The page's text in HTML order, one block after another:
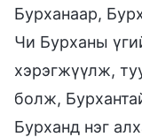
Бурханаар,
Чи Бурханы
хэрэгжүүлж,
болж,
Бурханд нэг